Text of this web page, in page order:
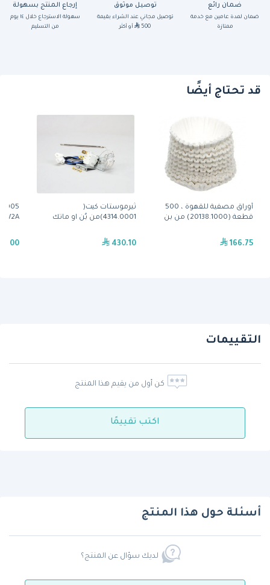
ضمان رائع
ضمان لمدة عامين مع خدمة
ممتازة
توصيل موثوق
توصيل مجاني عند الشراء بقيمة
500
أو أكثر
إرجاع المنتج بسهولة
سهولة الاسترجاع خلال ١٤ يوم
من التسليم
قد تحتاج أيضًا
أوراق مصفية للقهوة ، 500
قطعة (20138.1000) من بن
166.75
ثيرموستات كيت(
4314.0001)من بٌن او ماتك
430.10
9.00
التقييمات
كن أول من يقيم هذا المنتج
اكتب تقييمًا
أسئلة حول هذا المنتج
لديك سؤال عن المنتج؟